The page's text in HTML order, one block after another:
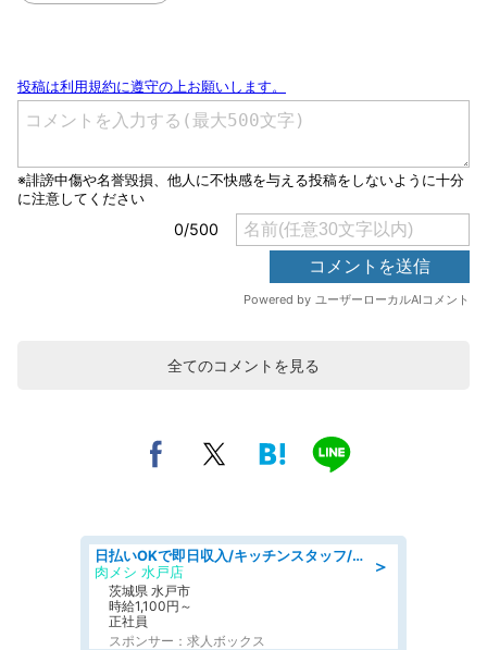
全てのコメントを見る
＞
日払いOKで即日収入/キッチンスタッフ/「原付免許必須」デリバリー業務など、自己成長可能な幅広い仕事に挑戦!髪型自由&ピアス・ネイルOK/茨城県/水戸市
肉メシ 水戸店
茨城県 水戸市
時給1,100円～
正社員
スポンサー：求人ボックス